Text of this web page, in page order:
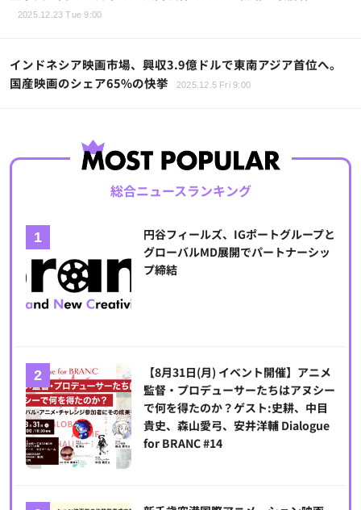
2025.12.23 Tue 9:00
インドネシア映画市場、興収3.9億ドルで東南アジア首位へ。
国産映画のシェア65%の快挙
2025.12.5 Fri 9:00
総合ニュースランキング
円谷フィールズ、IGポートグループと
グローバルMD展開でパートナーシッ
プ締結
【8月31日(月) イベント開催】アニメ
監督・プロデューサーたちはアヌシー
で何を得たのか？ゲスト:史耕、中目
貴史、森山愛弓、安井洋輔 Dialogue
for BRANC #14